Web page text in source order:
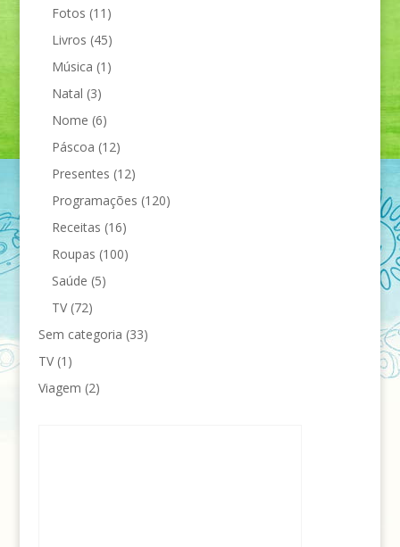
Fotos (11)
Livros (45)
Música (1)
Natal (3)
Nome (6)
Páscoa (12)
Presentes (12)
Programações (120)
Receitas (16)
Roupas (100)
Saúde (5)
TV(72)
Sem categoria (33)
TV(1)
Viagem (2)